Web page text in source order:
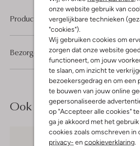
onze website gebruik van
vergelijkbare technieken
"cookies").
Wij gebruiken cookies om
zorgen dat onze website
functioneert, om jouw
te slaan, om inzicht te
bezoekersgedrag en om een
te bouwen van jouw online
gepersonaliseerde
op "Accepteer alle cookies" te
ga je akkoord met het gebruik
cookies zoals omschreven in
privacy- en cookieverklaring
Product informatie
Bezorgen & retourneren
Ook iets voor jou?